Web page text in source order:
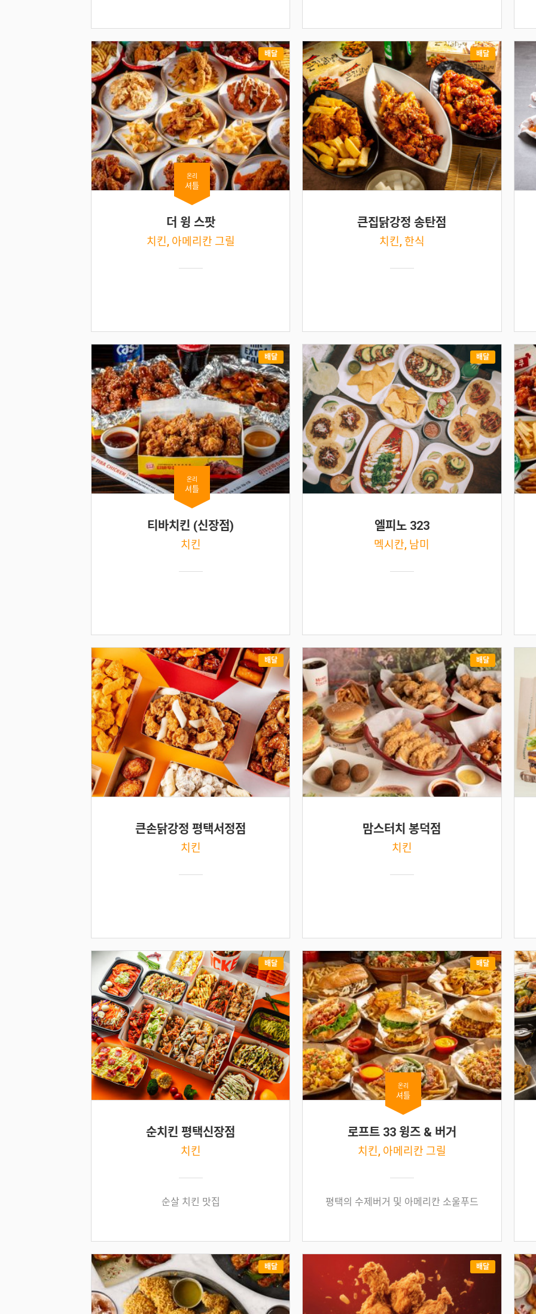
배달
온리
셔틀
더 윙 스팟
치킨, 아메리칸 그릴
배달
큰집닭강정 송탄점
치킨, 한식
배달
온리
셔틀
티바치킨 (신장점)
치킨
배달
엘피노 323
멕시칸, 남미
배달
NEW
큰손닭강정 평택서정점
치킨
배달
맘스터치 봉덕점
치킨
배달
순치킨 평택신장점
치킨
순살 치킨 맛집
배달
온리
셔틀
로프트 33 윙즈 & 버거
치킨, 아메리칸 그릴
평택의 수제버거 및 아메리칸 소울푸드
배달 배달